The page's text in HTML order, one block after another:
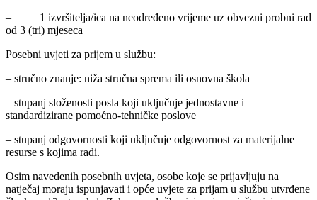
– 1 izvršitelja/ica na neodređeno vrijeme uz obvezni probni rad
od 3 (tri) mjeseca
Posebni uvjeti za prijem u službu:
– stručno znanje: niža stručna sprema ili osnovna škola
– stupanj složenosti posla koji uključuje jednostavne i
standardizirane pomoćno-tehničke poslove
– stupanj odgovornosti koji uključuje odgovornost za materijalne
resurse s kojima radi.
Osim navedenih posebnih uvjeta, osobe koje se prijavljuju na
natječaj moraju ispunjavati i opće uvjete za prijam u službu utvrđene